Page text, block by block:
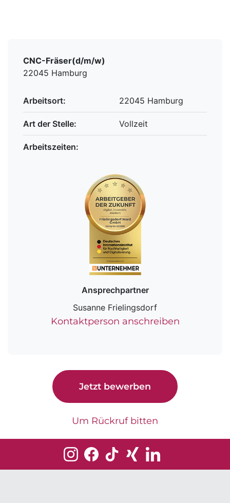
CNC-Fräser(d/m/w)
22045 Hamburg
Arbeitsort: 22045 Hamburg
Art der Stelle: Vollzeit
Arbeitszeiten:
Ansprechpartner
Susanne Frielingsdorf
Kontaktperson anschreiben
Jetzt bewerben
Um Rückruf bitten